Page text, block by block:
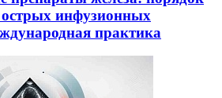
острых инфузионных
практика